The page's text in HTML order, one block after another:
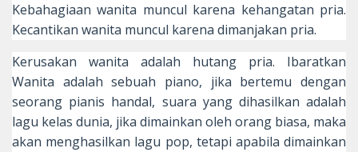
Kebahagiaan wanita muncul karena kehangatan pria.
Kecantikan wanita muncul karena dimanjakan pria.
Kerusakan wanita adalah hutang pria. Ibaratkan
Wanita adalah sebuah piano, jika bertemu dengan
seorang pianis handal, suara yang dihasilkan adalah
lagu kelas dunia, jika dimainkan oleh orang biasa, maka
akan menghasilkan lagu pop, tetapi apabila dimainkan